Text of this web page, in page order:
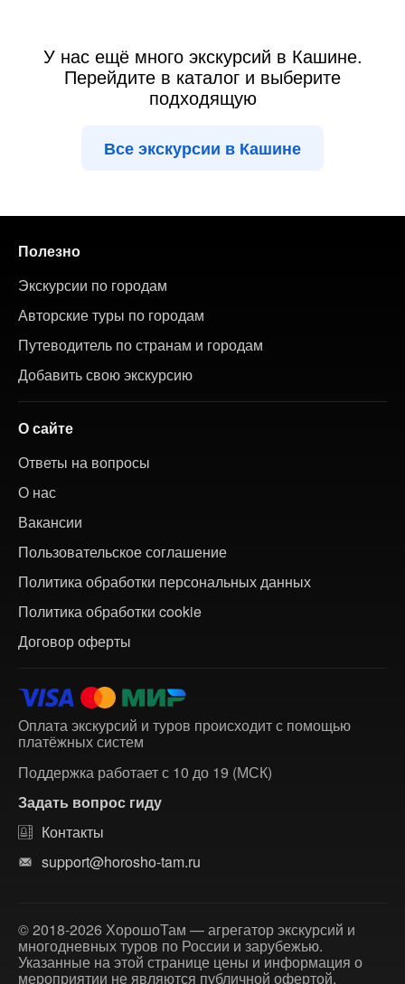
У нас ещё много экскурсий в Кашине.
Перейдите в каталог и выберите
подходящую
Все экскурсии в Кашине
Полезно
Экскурсии по городам
Авторские туры по городам
Путеводитель по странам и городам
Добавить свою экскурсию
О сайте
Ответы на вопросы
О нас
Вакансии
Пользовательское соглашение
Политика обработки персональных данных
Политика обработки cookie
Договор оферты
Оплата экскурсий и туров происходит с помощью
платёжных систем
Поддержка работает с 10 до 19 (МСК)
Задать вопрос гиду
Контакты
support@horosho-tam.ru
© 2018-2026 ХорошоТам — агрегатор экскурсий и
многодневных туров по России и зарубежью.
Указанные на этой странице цены и информация о
мероприятии не являются публичной офертой.